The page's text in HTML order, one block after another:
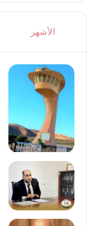
الأشهر